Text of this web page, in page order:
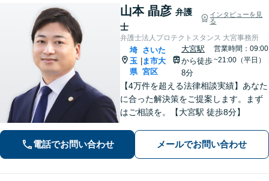
山本 晶彦 弁護
士
インタビューを見
る
弁護士法人プロテクトスタンス 大宮事務所
埼
玉
県
さいた
ま市大
宮区
大宮駅
から徒歩
8分
営業時間：09:00
~21:00（平日）
【4万件を超える法律相談実績】あなた
に合った解決策をご提案します。まず
はご相談を。【大宮駅 徒歩8分】
電話でお問い合わせ メールでお問い合わせ